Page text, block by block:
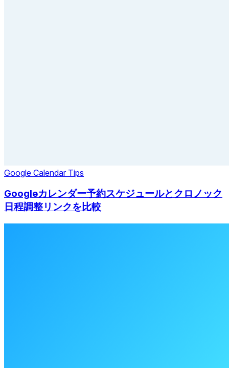
Google Calendar Tips
Googleカレンダー予約スケジュールとクロノック
日程調整リンクを比較